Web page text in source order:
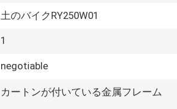
土のバイクRY250W01
1
negotiable
カートンが付いている金属フレーム